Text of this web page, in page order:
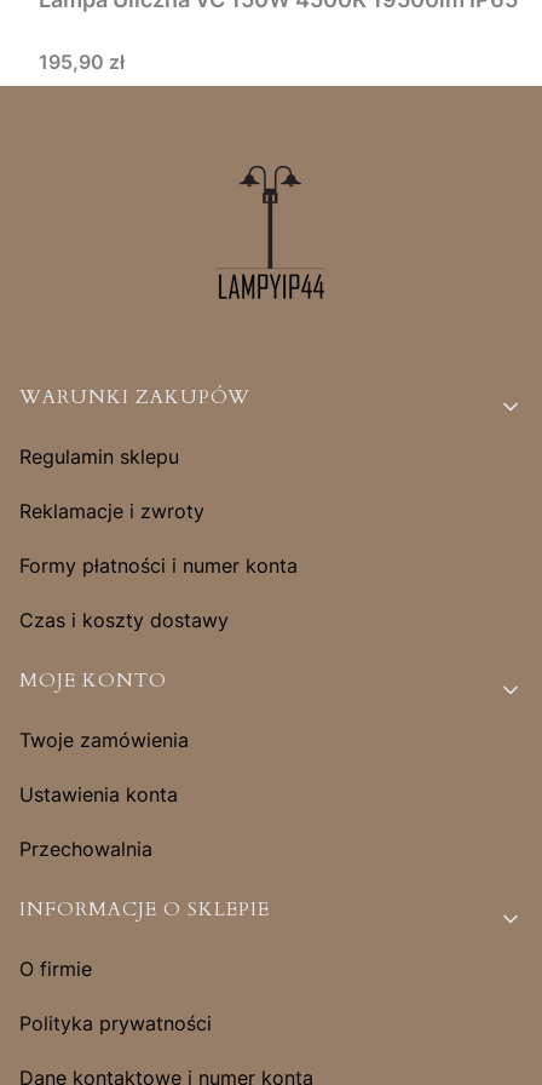
Cena
195,90 zł
Linki w stopce
WARUNKI ZAKUPÓW
Regulamin sklepu
Reklamacje i zwroty
Formy płatności i numer konta
Czas i koszty dostawy
MOJE KONTO
Twoje zamówienia
Ustawienia konta
Przechowalnia
INFORMACJE O SKLEPIE
O firmie
Polityka prywatności
Dane kontaktowe i numer konta